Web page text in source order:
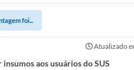
foi...
Atualizado
aos usuários do SUS